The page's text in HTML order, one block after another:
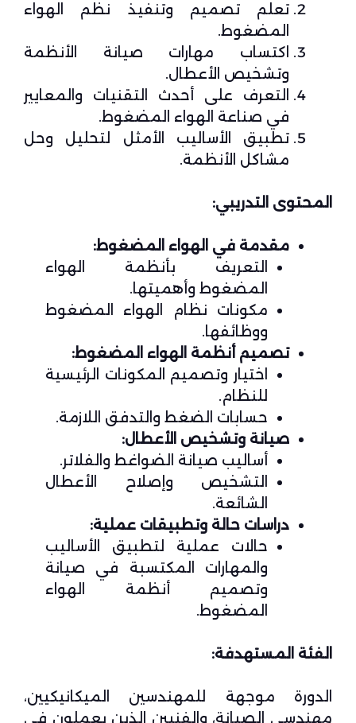
تعلم تصميم وتنفيذ نظم الهواء
المضغوط.
اكتساب مهارات صيانة الأنظمة
وتشخيص الأعطال.
التعرف على أحدث التقنيات والمعايير
في صناعة الهواء المضغوط.
تطبيق الأساليب الأمثل لتحليل وحل
مشاكل الأنظمة.
المحتوى التدريبي:
مقدمة في الهواء المضغوط:
التعريف بأنظمة الهواء
المضغوط وأهميتها.
مكونات نظام الهواء المضغوط
ووظائفها.
تصميم أنظمة الهواء المضغوط:
اختيار وتصميم المكونات الرئيسية
للنظام.
حسابات الضغط والتدفق اللازمة.
صيانة وتشخيص الأعطال:
أساليب صيانة الضواغط والفلاتر.
التشخيص وإصلاح الأعطال
الشائعة.
دراسات حالة وتطبيقات عملية:
حالات عملية لتطبيق الأساليب
والمهارات المكتسبة في صيانة
وتصميم أنظمة الهواء
المضغوط.
الفئة المستهدفة:
الدورة موجهة للمهندسين الميكانيكيين،
مهندسي الصيانة، والفنيين الذين يعملون في